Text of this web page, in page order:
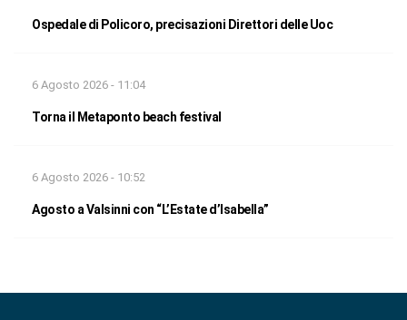
Ospedale di Policoro, precisazioni Direttori delle Uoc
6 Agosto 2026 - 11:04
Torna il Metaponto beach festival
6 Agosto 2026 - 10:52
Agosto a Valsinni con “L’Estate d’Isabella”